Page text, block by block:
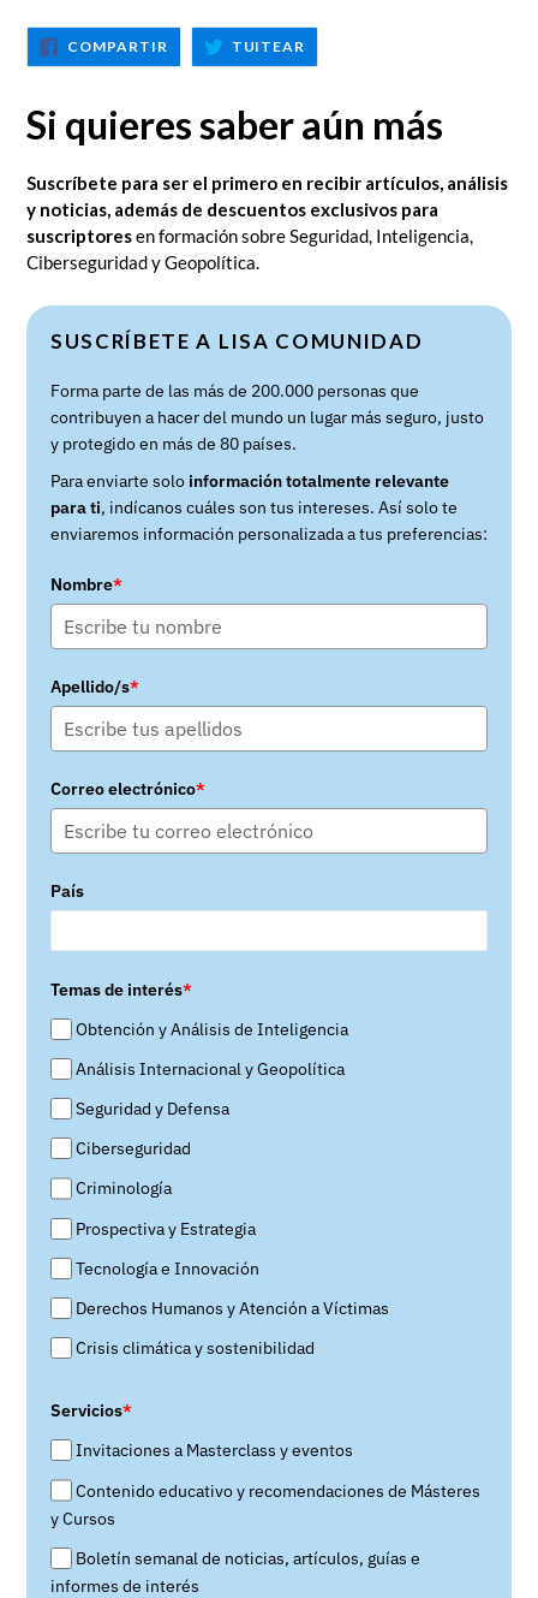
COMPARTIR COMPARTIR
EN
FACEBOOK
TUITEAR
TWITTER
Si quieres saber aún más
Suscríbete para ser el primero en recibir artículos, análisis
y noticias, además de descuentos exclusivos para
suscriptoresen formación sobre Seguridad, Inteligencia,
Ciberseguridad y Geopolítica.
SUSCRÍBETE A LISA COMUNIDAD
Forma parte de las más de 200.000 personas que
contribuyen a hacer del mundo un lugar más seguro, justo
y protegido en más de 80 países.
Para enviarte solo información totalmente relevante
para ti, indícanos cuáles son tus intereses. Así solo te
enviaremos información personalizada a tus preferencias:
Nombre*
Apellido/s*
Correo electrónico*
País
Temas de interés*
Obtención y Análisis de Inteligencia
Análisis Internacional y Geopolítica
Seguridad y Defensa
Ciberseguridad
Criminología
Prospectiva y Estrategia
Tecnología e Innovación
Derechos Humanos y Atención a Víctimas
Crisis climática y sostenibilidad
Servicios*
Invitaciones a Masterclass y eventos
Contenido educativo y recomendaciones de Másteres
y Cursos
Boletín semanal de noticias, artículos, guías e
informes de interés